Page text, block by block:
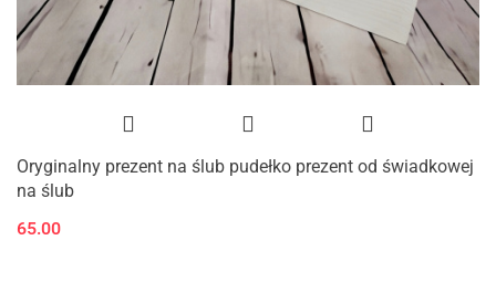
Oryginalny prezent na ślub pudełko prezent od świadkowej
na ślub
65.00